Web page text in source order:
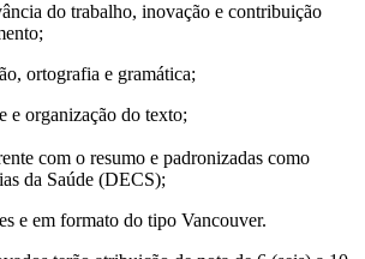
do trabalho, inovação e contribuição
ortografia e gramática;
e organização do texto;
com o resumo e padronizadas como
da Saúde (DECS);
e em formato do tipo Vancouver.